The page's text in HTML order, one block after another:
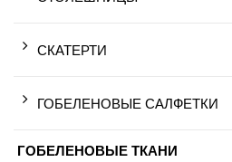
СКАТЕРТИ
ГОБЕЛЕНОВЫЕ САЛФЕТКИ
ГОБЕЛЕНОВЫЕ ТКАНИ